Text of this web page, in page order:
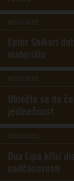
RECENZE
Enter Shikari
materiálu
RECENZE
Oblečte se do
jedinečnost
RECENZE
Dua Lipa křísí
nadčasovosti